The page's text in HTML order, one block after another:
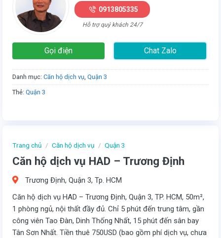
Trang chủ / Căn hộ dịch vụ / Quận 3
Căn hộ dịch vụ HAD – Trương Định
Trương Định, Quận 3, Tp. HCM
Căn hộ dịch vụ HAD – Trương Định, Quận 3, TP. HCM, 50m²,
1 phòng ngủ, nội thất đầy đủ. Chỉ 5 phút đến trung tâm, gần
công viên Tao Đàn, Dinh Thống Nhất, 15 phút đến sân bay
Tân Sơn Nhất. Tiền thuê 750USD (bao gồm phí dịch vụ, chưa
0913805335
Hỗ trợ quý khách 24/7
Gọi điện Chat Zalo
Danh mục: Căn hộ dịch vụ Quận 3
Thẻ: Quận 3